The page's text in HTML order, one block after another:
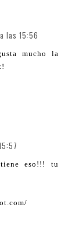
las 15:56
mucho la
eso!!! tu